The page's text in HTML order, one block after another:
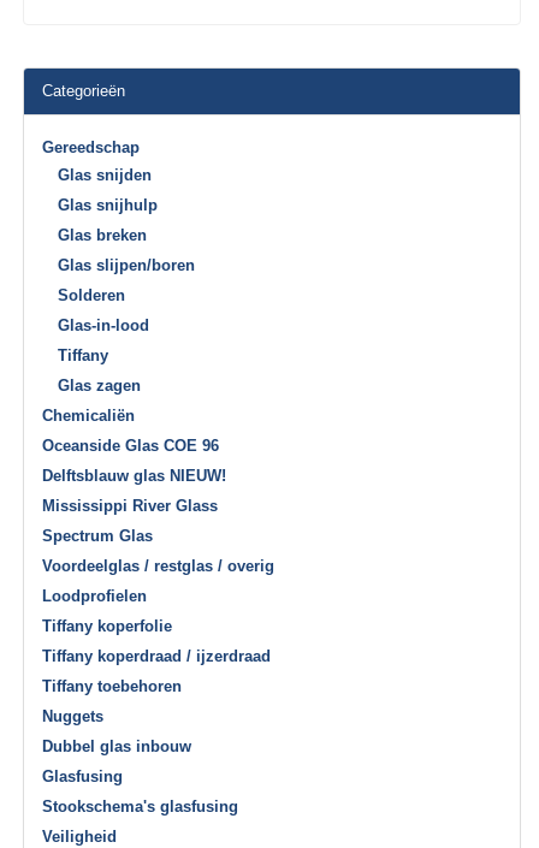
Categorieën
Gereedschap
Glas snijden
Glas snijhulp
Glas breken
Glas slijpen/boren
Solderen
Glas-in-lood
Tiffany
Glas zagen
Chemicaliën
Oceanside Glas COE 96
Delftsblauw glas NIEUW!
Mississippi River Glass
Spectrum Glas
Voordeelglas / restglas / overig
Loodprofielen
Tiffany koperfolie
Tiffany koperdraad / ijzerdraad
Tiffany toebehoren
Nuggets
Dubbel glas inbouw
Glasfusing
Stookschema's glasfusing
Veiligheid